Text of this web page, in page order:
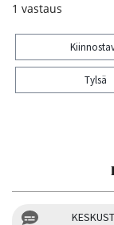
1 vastaus
Tylsä